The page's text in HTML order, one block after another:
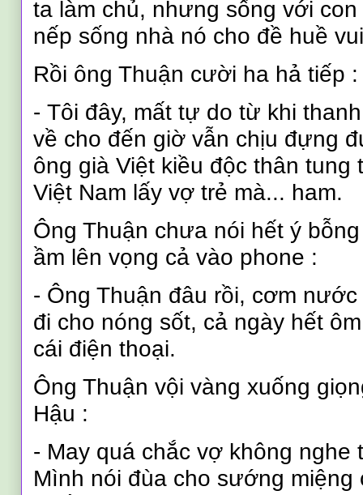
ta làm chủ, nhưng sống với
nếp sống nhà nó cho đề huề
Rồi ông Thuận cười ha hả tiếp :
-Tôi đây, mất tự do từ khi
về cho đến giờ vẫn chịu đựng
ông già Việt kiều độc thân tung
Việt Nam lấy vợ trẻ mà... ham.
Ông Thuận chưa nói hết ý
ầm lên vọng cả vào phone :
- Ông Thuận đâu rồi, cơm
đi cho nóng sốt, cả ngày hết
cái điện thoại.
Ông Thuận vội vàng xuống
Hậu :
- May quá chắc vợ không nghe
Mình nói đùa cho sướng